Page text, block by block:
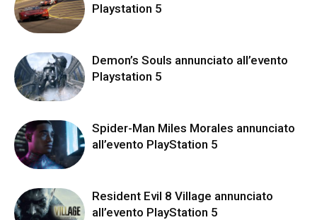
Playstation 5
Demon’s Souls annunciato all’evento
Playstation 5
Spider-Man Miles Morales annunciato
all’evento PlayStation 5
Resident Evil 8 Village annunciato
all’evento PlayStation 5